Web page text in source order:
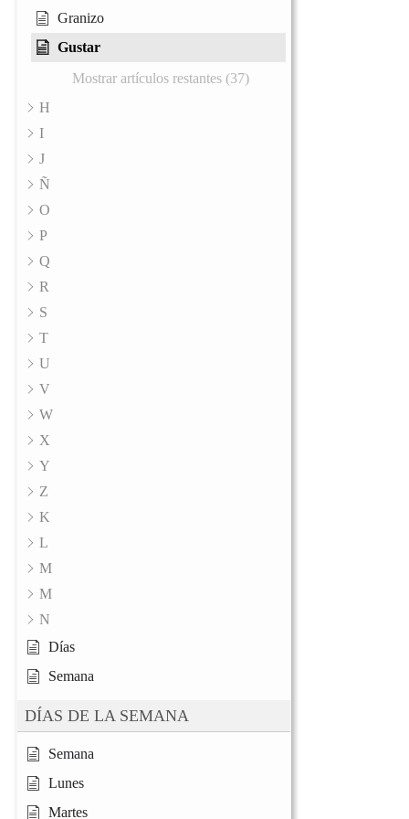
Granizo
Gustar
Mostrar artículos restantes (37)
H
I
J
Ñ
O
P
Q
R
S
T
U
V
W
X
Y
Z
K
L
M
M
N
Días
Semana
DÍAS DE LA SEMANA
Semana
Lunes
Martes